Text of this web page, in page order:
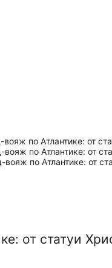
от статуи